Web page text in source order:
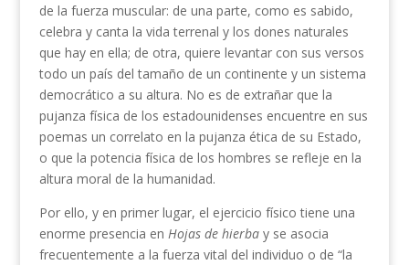
de la fuerza muscular: de una parte, como es sabido,
celebra y canta la vida terrenal y los dones naturales
que hay en ella; de otra, quiere levantar con sus versos
todo un país del tamaño de un continente y un sistema
democrático a su altura. No es de extrañar que la
pujanza física de los estadounidenses encuentre en sus
poemas un correlato en la pujanza ética de su Estado,
o que la potencia física de los hombres se refleje en la
altura moral de la humanidad.
Por ello, y en primer lugar, el ejercicio físico tiene una
enorme presencia en Hojas de hierbay se asocia
frecuentemente a la fuerza vital del individuo o de “la